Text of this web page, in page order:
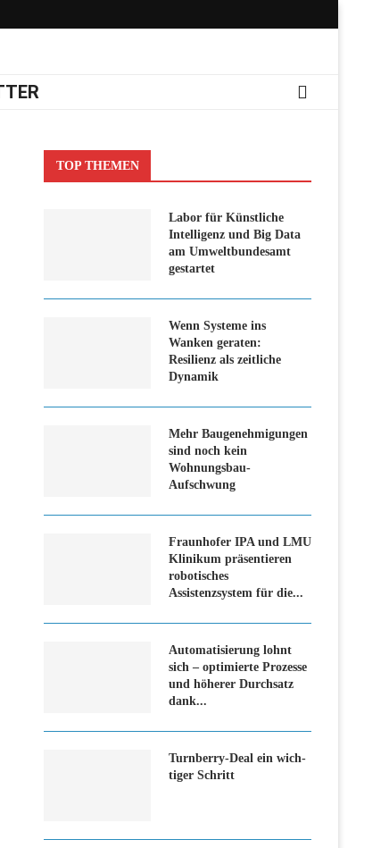
TOP THEMEN
Labor für Künstliche
Intelligenz und Big Data
am Umweltbundesamt
gestartet
Wenn Systeme ins
Wanken geraten:
Resilienz als zeitliche
Dynamik
Mehr Baugenehmigungen
sind noch kein
Wohnungsbau-
Aufschwung
Fraunhofer IPA und LMU
Klinikum präsentieren
robotisches
Assistenzsystem für die...
Automatisierung lohnt
sich – optimierte Prozesse
und höherer Durchsatz
dank...
Turn­ber­ry-Deal ein wich­
ti­ger Schritt